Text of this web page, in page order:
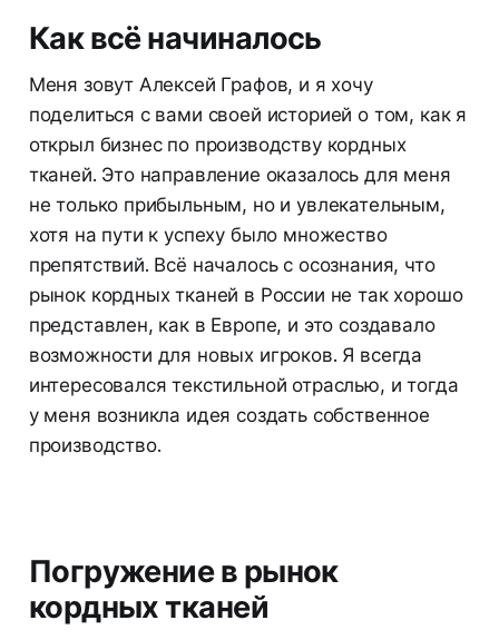
Как всё начиналось
Меня зовут Алексей Графов, и я хочу
поделиться с вами своей историей о том, как я
открыл бизнес по производству кордных
тканей. Это направление оказалось для меня
не только прибыльным, но и увлекательным,
хотя на пути к успеху было множество
препятствий. Всё началось с осознания, что
рынок кордных тканей в России не так хорошо
представлен, как в Европе, и это создавало
возможности для новых игроков. Я всегда
интересовался текстильной отраслью, и тогда
у меня возникла идея создать собственное
производство.
Погружение в рынок
кордных тканей